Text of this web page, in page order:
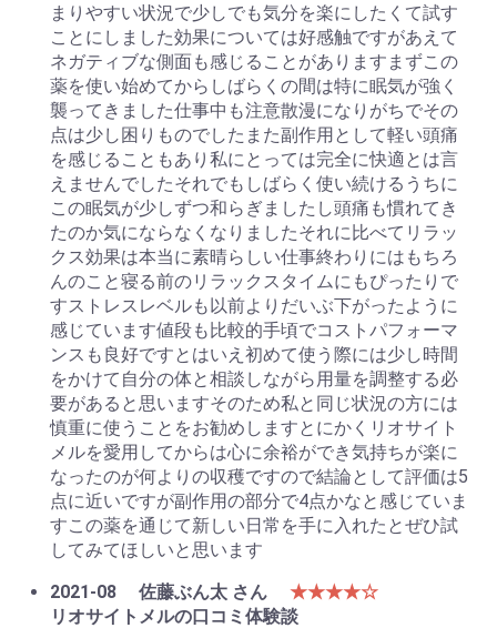
まりやすい状況で少しでも気分を楽にしたくて試す
ことにしました効果については好感触ですがあえて
ネガティブな側面も感じることがありますまずこの
薬を使い始めてからしばらくの間は特に眠気が強く
襲ってきました仕事中も注意散漫になりがちでその
点は少し困りものでしたまた副作用として軽い頭痛
を感じることもあり私にとっては完全に快適とは言
えませんでしたそれでもしばらく使い続けるうちに
この眠気が少しずつ和らぎましたし頭痛も慣れてき
たのか気にならなくなりましたそれに比べてリラッ
クス効果は本当に素晴らしい仕事終わりにはもちろ
んのこと寝る前のリラックスタイムにもぴったりで
すストレスレベルも以前よりだいぶ下がったように
感じています値段も比較的手頃でコストパフォーマ
ンスも良好ですとはいえ初めて使う際には少し時間
をかけて自分の体と相談しながら用量を調整する必
要があると思いますそのため私と同じ状況の方には
慎重に使うことをお勧めしますとにかくリオサイト
メルを愛用してからは心に余裕ができ気持ちが楽に
なったのが何よりの収穫ですので結論として評価は5
点に近いですが副作用の部分で4点かなと感じていま
すこの薬を通じて新しい日常を手に入れたとぜひ試
してみてほしいと思います
2021-08
佐藤ぶん太 さん
★★★★☆
リオサイトメルの口コミ体験談